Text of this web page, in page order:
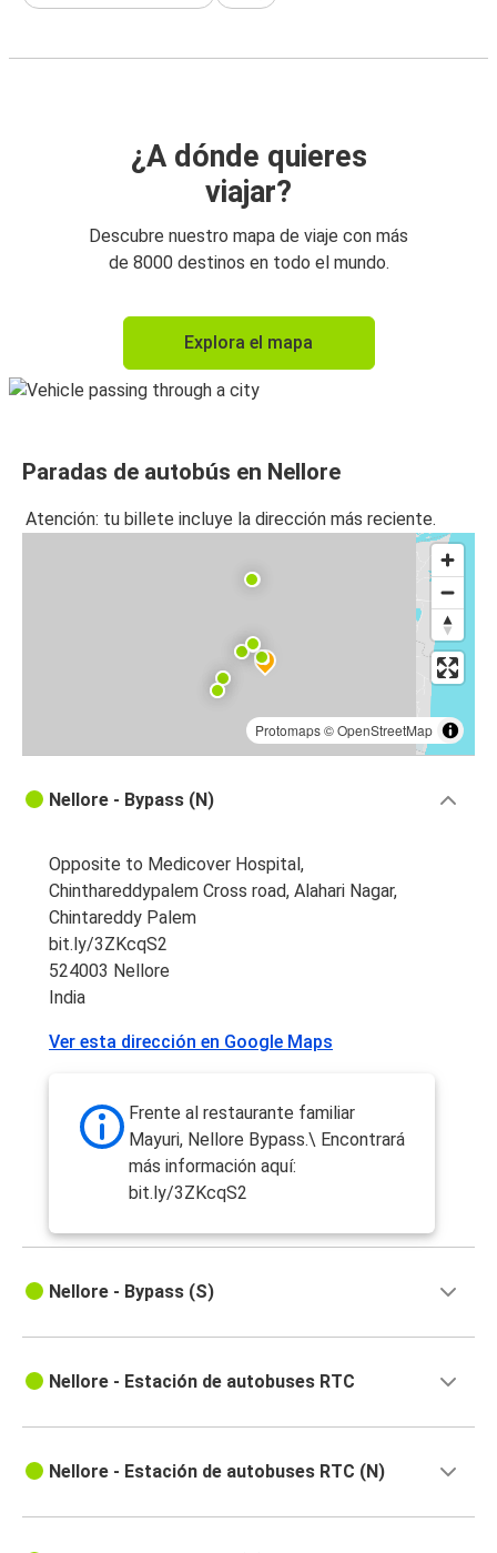
¿A dónde quieres
viajar?
Descubre nuestro mapa de viaje con más
de 8000 destinos en todo el mundo.
Explora el mapa
Paradas de autobús en Nellore
Atención: tu billete incluye la dirección más reciente.
Protomaps©OpenStreetMap
Nellore - Bypass (N)
Opposite to Medicover Hospital,
Chinthareddypalem Cross road, Alahari Nagar,
Chintareddy Palem
bit.ly/3ZKcqS2
524003 Nellore
India
Ver esta dirección en Google Maps
Frente al restaurante familiar
Mayuri, Nellore Bypass.\ Encontrará
más información aquí:
bit.ly/3ZKcqS2
Nellore - Bypass (S)
Nellore - Estación de autobuses RTC
Nellore - Estación de autobuses RTC (N)